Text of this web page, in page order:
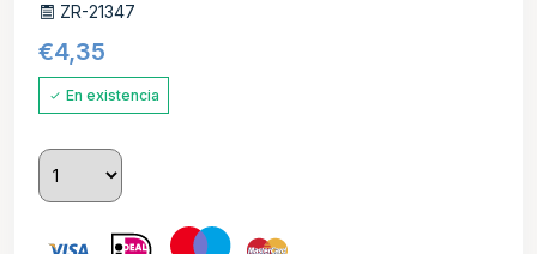
ZR-21347
€4,35
En existencia